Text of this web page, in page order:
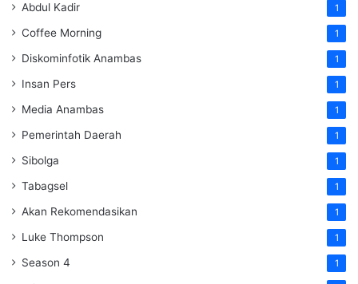
Abdul Kadir 1
Coffee Morning 1
Diskominfotik Anambas 1
Insan Pers 1
Media Anambas 1
Pemerintah Daerah 1
Sibolga 1
Tabagsel 1
Akan Rekomendasikan 1
Luke Thompson 1
Season 4 1